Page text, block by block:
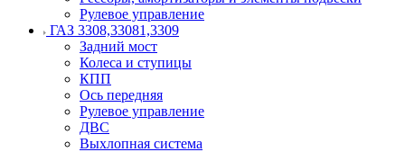
Рулевое управление
ГАЗ 3308,33081,3309
Задний мост
Колеса и ступицы
КПП
Ось передняя
Рулевое управление
ДВС
Выхлопная система